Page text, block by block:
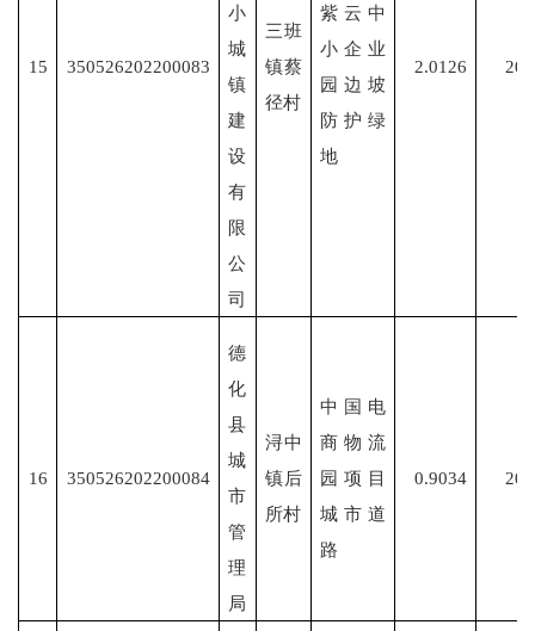
15 350526202200083
小
城
镇
建
设
有
限
公
司
三班
镇蔡
径村
紫云中
小企业
园边坡
防护绿
地
2.0126
16 350526202200084
德
化
县
城
市
管
理
局
浔中
镇后
所村
中国电
商物流
园项目
城市道
路
0.9034